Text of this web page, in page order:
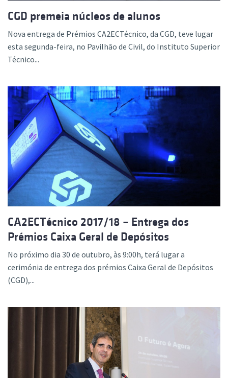
CGD premeia núcleos de alunos
Nova entrega de Prémios CA2ECTécnico, da CGD, teve lugar
esta segunda-feira, no Pavilhão de Civil, do Instituto Superior
Técnico...
CA2ECTécnico 2017/18 – Entrega dos
Prémios Caixa Geral de Depósitos
No próximo dia 30 de outubro, às 9:00h, terá lugar a
cerimónia de entrega dos prémios Caixa Geral de Depósitos
(CGD),...